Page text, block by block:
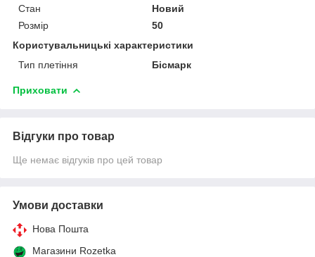
Стан
Новий
Розмір
50
Користувальницькі характеристики
Тип плетіння
Бісмарк
Приховати
Відгуки про товар
Ще немає відгуків про цей товар
Умови доставки
Нова Пошта
Магазини Rozetka